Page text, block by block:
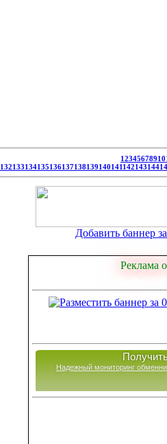
12345678910
132133134135136137138139140141142143144
Добавить баннер
Реклама
Надежный мониторинг